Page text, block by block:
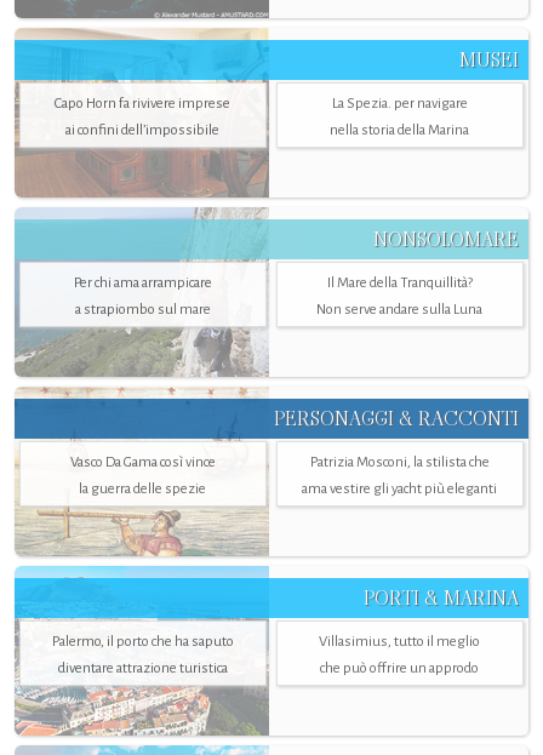
MUSEI
Capo Horn fa rivivere imprese
ai confini dell’impossibile
La Spezia. per navigare
nella storia della Marina
NONSOLOMARE
Per chi ama arrampicare
a strapiombo sul mare
Il Mare della Tranquillità?
Non serve andare sulla Luna
PERSONAGGI & RACCONTI
Vasco Da Gama così vince
la guerra delle spezie
Patrizia Mosconi, la stilista che
ama vestire gli yacht più eleganti
PORTI & MARINA
Palermo, il porto che ha saputo
diventare attrazione turistica
Villasimius, tutto il meglio
che può offrire un approdo